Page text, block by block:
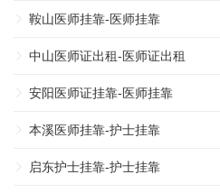
鞍山医师挂靠-医师挂靠
中山医师证出租-医师证出租
安阳医师证挂靠-医师挂靠
本溪医师挂靠-护士挂靠
启东护士挂靠-护士挂靠